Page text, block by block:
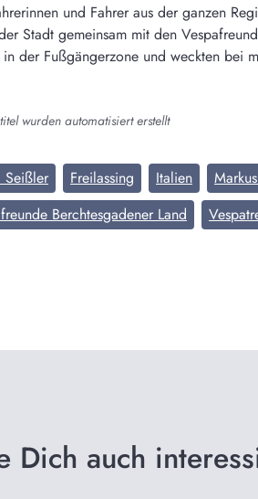
und Fahrer aus der ganzen
Stadt gemeinsam mit den
der Fußgängerzone und weckten bei
wurden automatisiert erstellt
Seißler Freilassing Italien
Berchtesgadener Land
Dich auch